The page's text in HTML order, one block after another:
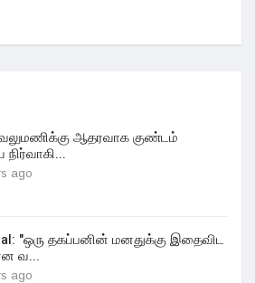
ஆதரவாக குண்டம்
ago
"ஒரு தகப்பனின் மனதுக்கு இதைவிட
வ...
ago